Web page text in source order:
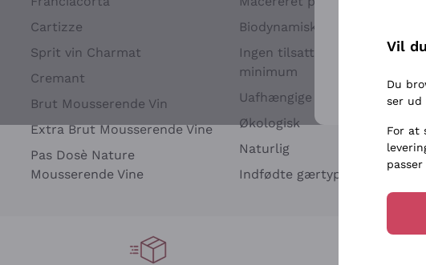
Cartizze
Sprit vin Charmat
Cremant
Brut Mousserende Vin
Extra Brut Mousserende Vine
Pas Dosè Nature
Mousserende Vine
Biodynamisk
Ingen tilsatte sulfitter eller
minimum
Uafhængige Vinavlere
Økologisk
Naturlig
Indfødte gærtyper
For flere
Vil
Du
ser ud
For at